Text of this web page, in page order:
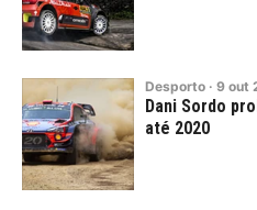
Desporto · 9 out
Dani Sordo
até 2020